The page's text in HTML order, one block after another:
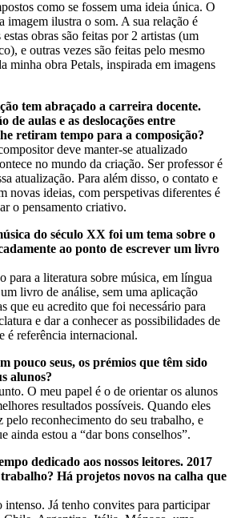
como se fossem uma ideia única. O
imagem ilustra o som. A sua relação é
obras são feitas por 2 artistas (um
e outras vezes são feitas pelo mesmo
minha obra Petals, inspirada em imagens
tem abraçado a carreira docente.
de aulas e as deslocações entre
retiram tempo para a composição?
deve manter-se atualizado
no mundo da criação. Ser professor é
atualização. Para além disso, o contato e
novas ideias, com perspetivas diferentes é
o pensamento criativo.
do século XX foi um tema sobre o
ao ponto de escrever um livro
para a literatura sobre música, em língua
livro de análise, sem uma aplicação
que eu acredito que foi necessário para
e dar a conhecer as possibilidades de
é referência internacional.
pouco seus, os prémios que têm sido
alunos?
O meu papel é o de orientar os alunos
resultados possíveis. Quando eles
reconhecimento do seu trabalho, e
ainda estou a “dar bons conselhos”.
dedicado aos nossos leitores. 2017
Há projetos novos na calha que
intenso. Já tenho convites para participar